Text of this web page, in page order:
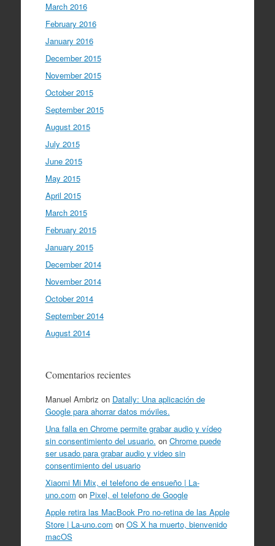
March 2016
February 2016
January 2016
December 2015
November 2015
October 2015
September 2015
August 2015
July 2015
June 2015
May 2015
April 2015
March 2015
February 2015
January 2015
December 2014
November 2014
October 2014
September 2014
August 2014
Comentarios recientes
Manuel Ambriz on Datally: Una aplicación de
Google para ahorrar datos móviles.
Una falla en Chrome permite grabar audio y vídeo
sin consentimiento del usuario. on Chrome puede
ser usado para grabar audio y video sin
consentimiento del usuario
Xiaomi Mi Mix, el telefono de ensueño | La-
uno.com on Pixel, el telefono de Google
Apple retira las MacBook Pro no-retina de las Apple
Store | La-uno.com on OS X ha muerto, bienvenido
macOS